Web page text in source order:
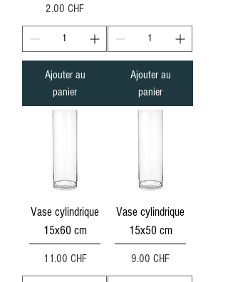
Prix
2.00 CHF
Ajouter au
panier
Ajouter au
panier
Vase cylindrique
15x60 cm
Prix
11.00 CHF
Vase cylindrique
15x50 cm
Prix
9.00 CHF